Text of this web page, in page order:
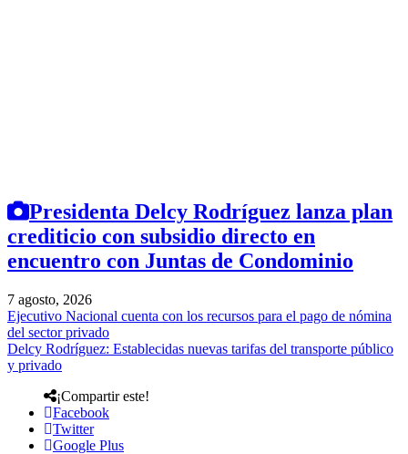
Presidenta Delcy Rodríguez lanza plan
crediticio con subsidio directo en
encuentro con Juntas de Condominio
7 agosto, 2026
Ejecutivo Nacional cuenta con los recursos para el pago de nómina
del sector privado
Delcy Rodríguez: Establecidas nuevas tarifas del transporte público
y privado
¡Compartir este!
Facebook
Twitter
Google Plus